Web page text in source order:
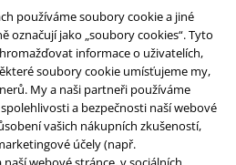
používáme soubory cookie a jiné
označují jako „soubory cookies“. Tyto
informace o uživatelích,
soubory cookie umísťujeme my,
My a naši partneři používáme
a bezpečnosti naší webové
vašich nákupních zkušeností,
účely (např.
zdarma a využijte všechny nové
a výhody!
Group Company